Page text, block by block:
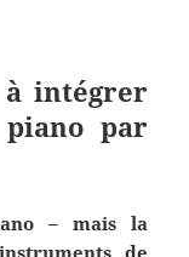
à intégrer
par
– mais la